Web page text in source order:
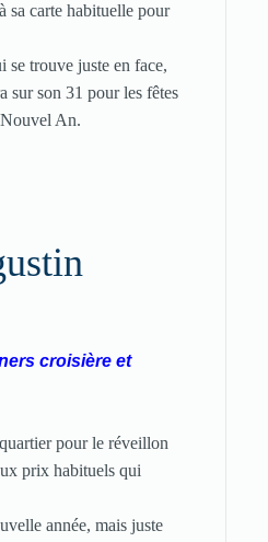
sa carte habituelle pour
se trouve juste en face,
sur son 31 pour les fêtes
An.
croisière et
pour le réveillon
prix habituels qui
année, mais juste